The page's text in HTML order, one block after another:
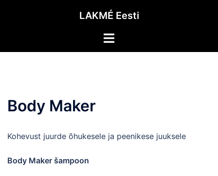
LAKMÉ Eesti
Toggle
Body Maker
Kohevust juurde õhukesele ja peenikese juuksele
Body Maker šampoon